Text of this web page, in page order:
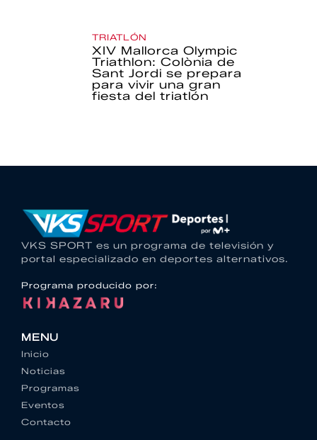
TRIATLÓN
XIV Mallorca Olympic
Triathlon: Colònia de
Sant Jordi se prepara
para vivir una gran
fiesta del triatlón
VKS SPORT es un programa de televisión y
portal especializado en deportes alternativos.
Programa producido por:
MENU
Inicio
Noticias
Programas
Eventos
Contacto